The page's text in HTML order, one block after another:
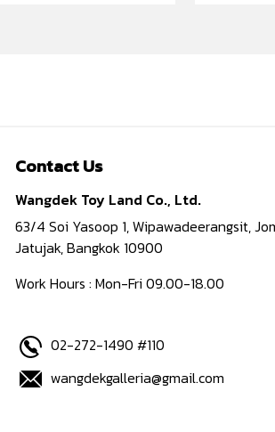
Contact Us
Wangdek Toy Land Co., Ltd.
63/4 Soi Yasoop 1, Wipawadeerangsit,
Jatujak, Bangkok 10900
Work Hours : Mon-Fri 09.00-18.00
02-272-1490 #110
wangdekgalleria@gmail.com